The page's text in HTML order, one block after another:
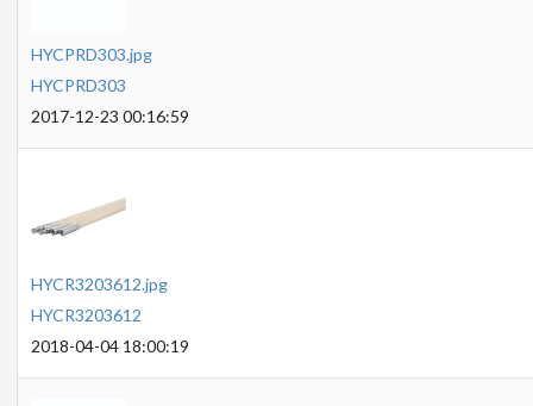
HYCPRD303.jpg
HYCPRD303
2017-12-23 00:16:59
HYCR3203612.jpg
HYCR3203612
2018-04-04 18:00:19